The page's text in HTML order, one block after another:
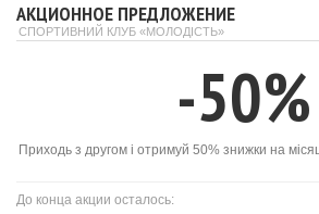
АКЦИОННОЕ ПРЕДЛОЖЕНИЕ
СПОРТИВНИЙ КЛУБ «МОЛОДІСТЬ»
-50%
Приходь з другом і отримуй 50% знижки на
До конца акции осталось: